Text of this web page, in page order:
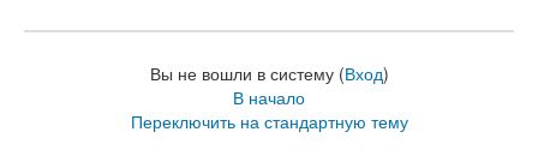
Вы не вошли в систему (Вход)
В начало
Переключить на стандартную тему